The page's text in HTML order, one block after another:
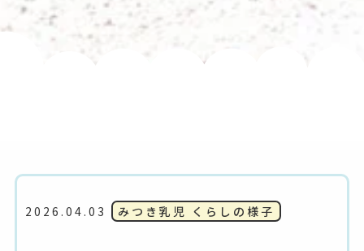
2026.04.03 みつき乳児 くらしの様子